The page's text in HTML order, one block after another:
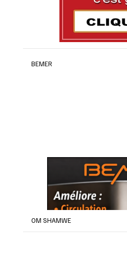
BEMER
OM SHAMWE